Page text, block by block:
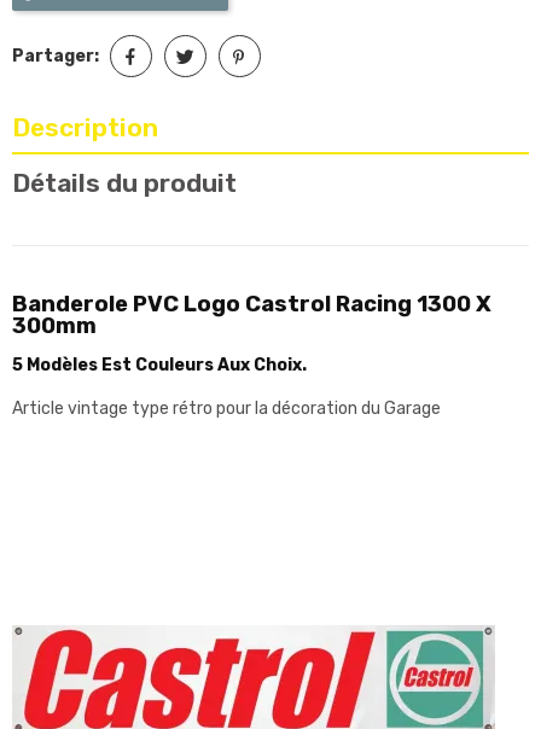
Partager:
Description
Détails du produit
Banderole PVC Logo Castrol Racing 1300 X
300mm
5 Modèles Est Couleurs Aux Choix.
Article vintage type rétro pour la décoration du Garage